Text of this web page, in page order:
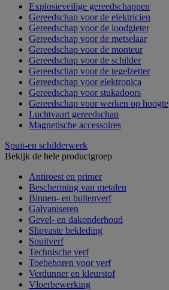
Explosieveilige gereedschappen
Gereedschap voor de elektricien
Gereedschap voor de loodgieter
Gereedschap voor de metselaar
Gereedschap voor de monteur
Gereedschap voor de schilder
Gereedschap voor de tegelzetter
Gereedschap voor elektronica
Gereedschap voor stukadoors
Gereedschap voor werken op hoogte
Luchtvaart gereedschap
Magnetische accessoires
Spuit-en schilderwerk
Bekijk de hele productgroep
Antiroest en primer
Bescherming van metalen
Binnen- en buitenverf
Galvaniseren
Gevel- en dakonderhoud
Slipvaste bekleding
Spuitverf
Technische verf
Toebehoren voor verf
Verdunner en kleurstof
Vloerbewerking